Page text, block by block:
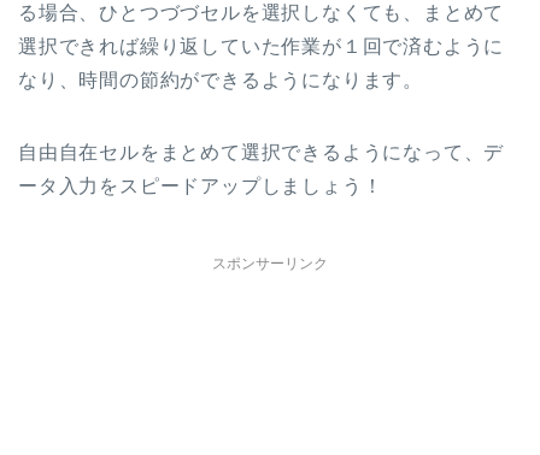
る場合、ひとつづづセルを選択しなくても、まとめて
選択できれば繰り返していた作業が１回で済むように
なり、時間の節約ができるようになります。
自由自在セルをまとめて選択できるようになって、デ
ータ入力をスピードアップしましょう！
スポンサーリンク